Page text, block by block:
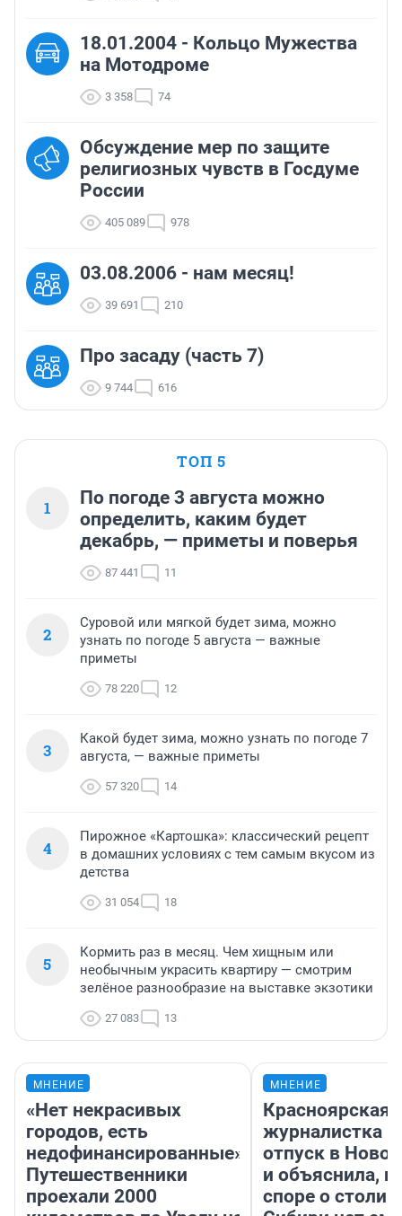
18.01.2004 - Кольцо Мужества
на Мотодроме
3 358 74
Обсуждение мер по защите
религиозных чувств в Госдуме
России
405 089 978
03.08.2006 - нам месяц!
39 691 210
Про засаду (часть 7)
9 744 616
ТОП 5
1
По погоде 3 августа можно
определить, каким будет
декабрь, — приметы и поверья
87 441 11
2
Суровой или мягкой будет зима, можно
узнать по погоде 5 августа — важные
приметы
78 220 12
3
Какой будет зима, можно узнать по погоде 7
августа, — важные приметы
57 320 14
4
Пирожное «Картошка»: классический рецепт
в домашних условиях с тем самым вкусом из
детства
31 054 18
5
Кормить раз в месяц. Чем хищным или
необычным украсить квартиру — смотрим
зелёное разнообразие на выставке экзотики
27 083 13
МНЕНИЕ
«Нет некрасивых
городов, есть
недофинансированные».
Путешественники
проехали 2000
МНЕНИЕ
Красноярская
журналистка
отпуск в
и объяснила,
споре о